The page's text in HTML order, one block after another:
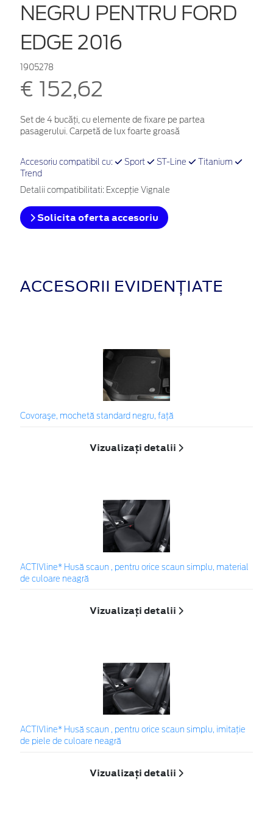
NEGRU PENTRU FORD
EDGE 2016
1905278
€ 152,62
Set de 4 bucăți, cu elemente de fixare pe partea
pasagerului. Carpetă de lux foarte groasă
Accesoriu compatibil cu: Sport ST-Line
Titanium
Trend
Detalii compatibilitati: Excepție Vignale
Solicita oferta accesoriu
ACCESORII EVIDENȚIATE
Covoraşe, mochetă standard negru, față
Vizualizați detalii
ACTIVline* Husă scaun , pentru orice scaun simplu, material
de culoare neagră
Vizualizați detalii
ACTIVline* Husă scaun , pentru orice scaun simplu, imitație
de piele de culoare neagră
Vizualizați detalii